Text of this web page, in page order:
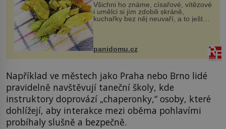
Všichni ho známe, císařové, vítězové
i umělci si jím zdobili skráně,
kuchařky bez něj neuvaří, a to ještě
nevíte, že bobkový list může výrazně
zmírnit některé naše neduhy.
Obsahuje v malém množství ně...
panidomu.cz
Například ve městech jako Praha nebo Brno lidé
pravidelně navštěvují taneční školy, kde
instruktory doprovází „chaperonky,“ osoby, které
dohlížejí, aby interakce mezi oběma pohlavími
probíhaly slušně a bezpečně.